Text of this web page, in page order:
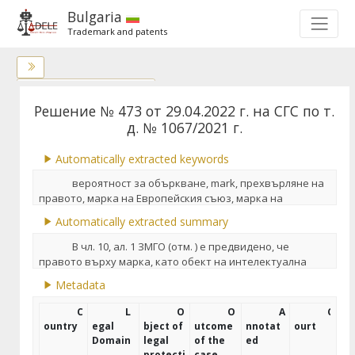
Bulgaria
Trademark and patents
Links from the document (7)
Решение № 473 от 29.04.2022 г. на СГС по т.
д. № 1067/2021 г.
Automatically extracted keywords
вероятност за объркване,mark,прехвърляне на
правото,марка на Европейския съюз,марка на
търговски книжа ,реклама, право върху марка
търговско наименование,срок на действие на
регистрацията;
Automatically extracted summary
В чл. 10, ал. 1 ЗМГО (отм. ) е предвидено, че
правото върху марка, като обект на интелектуална
считано от датата на подаване на заявката за
регистрация, като редът за извършване на
регистрация на марка в Република България също е
уреден в този закон и предпоставя провеждане на
административно производство пред Патентното
Metadata
C
ountry
L
egal
Domain
O
bject of
legal
O
utcome
of the
A
nnotat
ed
C
ourt